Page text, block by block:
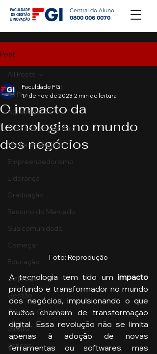
Central do Aluno
0800 006 0070
Post
All Posts
Agronegócio
Mercado de Capitais
Marketing Digital
Empreendedorismo
Liderança
Graduação
Resumo do Mercado
Sua comunidade
Começar
Educação
Emprego
Gestão
Ciências Contábeis
Direito
Bancos
All Posts
O impacto da
tecnologia no mundo
dos negócios
Faculdade FGI
17 de nov. de 2023 2 min de leitura
Foto: Reprodução
A tecnologia tem tido um impacto
profundo e transformador no mundo
dos negócios, impulsionando o que
muitos chamam de transformação
digital. Essa revolução não se limita
apenas à adoção de novas
ferramentas ou softwares, mas